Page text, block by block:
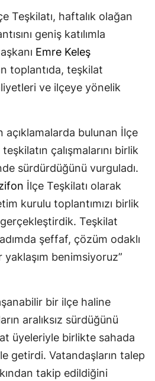
Teşkilatı, haftalık olağan
geniş katılımla
Emre Keleş
toplantıda, teşkilat
ve ilçeye yönelik
açıklamalarda bulunan İlçe
teşkilatın çalışmalarını birlik
sürdürdüğünü vurguladı.
İlçe Teşkilatı olarak
kurulu toplantımızı birlik
Teşkilat
şeffaf, çözüm odaklı
yaklaşım benimsiyoruz”
bir ilçe haline
aralıksız sürdüğünü
üyeleriyle birlikte sahada
getirdi. Vatandaşların talep
takip edildiğini